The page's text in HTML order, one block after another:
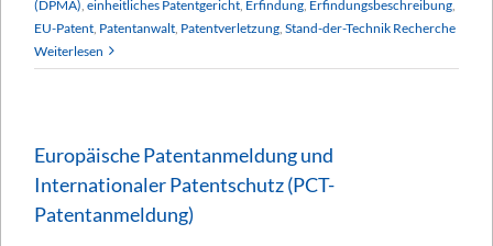
(DPMA) einheitliches Patentgericht Erfindung Erfindungsbeschreibung
EU-Patent Patentanwalt Patentverletzung Stand-der-Technik Recherche
Weiterlesen
Europäische Patentanmeldung und
Internationaler Patentschutz (PCT-
Patentanmeldung)